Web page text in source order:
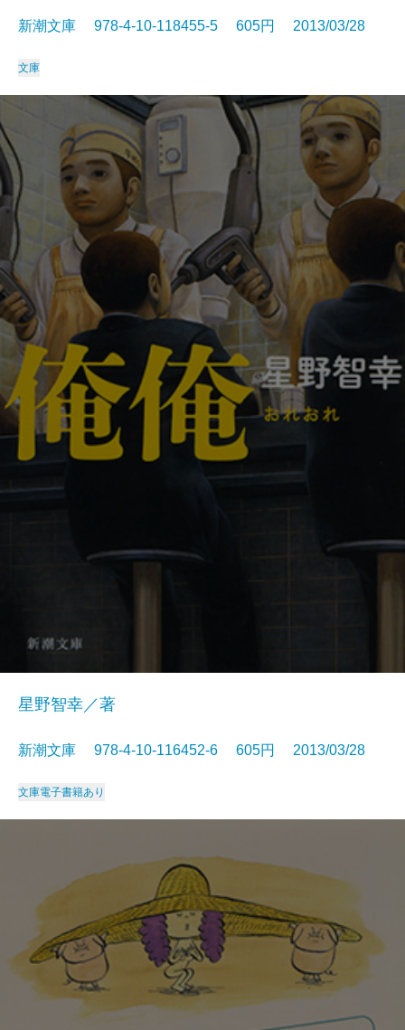
新潮文庫 978-4-10-118455-5 605円 2013/03/28
文庫
星野智幸／著
新潮文庫 978-4-10-116452-6 605円 2013/03/28
文庫電子書籍あり